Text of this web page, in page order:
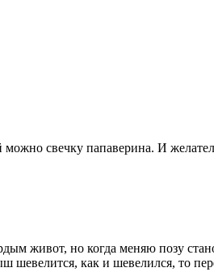
свечку папаверина. И
живот, но когда меняю позу
как и шевелился, то